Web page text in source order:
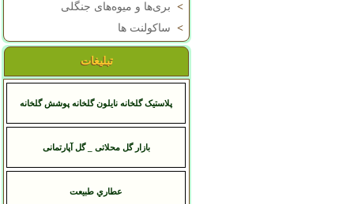
> بری‌ها و میوه‌های جنگلی
> ساکولنت ها
تبلیغات
پلاستیک گلخانه نایلون گلخانه پوشش گلخانه
بازار گل محلاتی _ گل آپارتمانی
عطاري طبيعت